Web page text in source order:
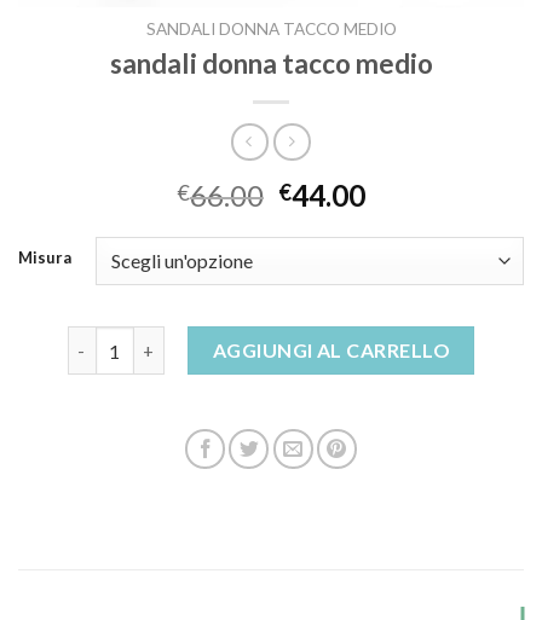
SANDALI DONNA TACCO MEDIO
sandali donna tacco medio
€66.00 €44.00
Misura
AGGIUNGI AL CARRELLO